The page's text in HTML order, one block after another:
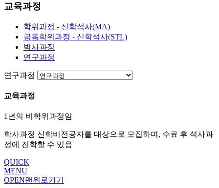
교육과정
학위과정 - 신학석사(MA)
공동학위과정 - 신학석사(STL)
박사과정
연구과정
연구과정
교육과정
1년의 비학위과정임
학사과정 신학비전공자를 대상으로 모집하며, 수료 후 석사과
정에 진학할 수 있음
QUICK
MENU
OPEN맨위로가기